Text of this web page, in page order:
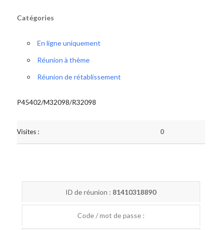
Catégories
En ligne uniquement
Réunion à thème
Réunion de rétablissement
P45402/M32098/R32098
Visites : 0
ID de réunion : 81410318890
Code / mot de passe :